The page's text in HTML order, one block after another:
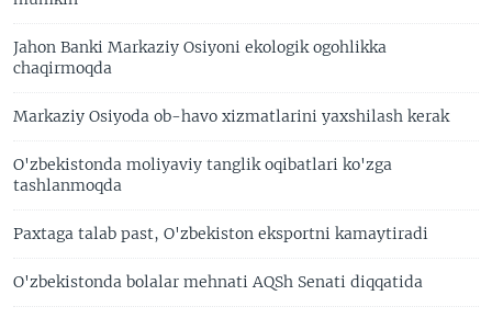
Jahon Banki Markaziy Osiyoni ekologik ogohlikka
chaqirmoqda
Markaziy Osiyoda ob-havo xizmatlarini yaxshilash kerak
O'zbekistonda moliyaviy tanglik oqibatlari ko'zga
tashlanmoqda
Paxtaga talab past, O'zbekiston eksportni kamaytiradi
O'zbekistonda bolalar mehnati AQSh Senati diqqatida